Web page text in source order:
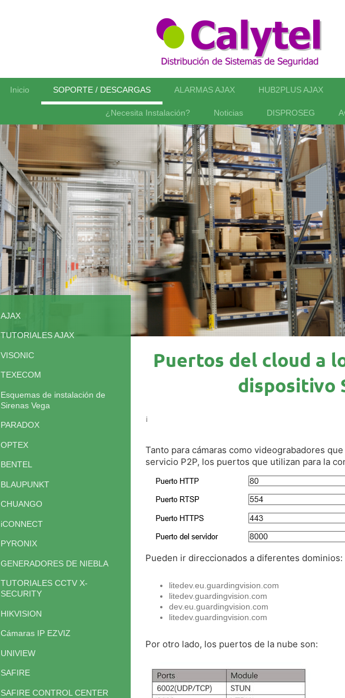
Inicio SOPORTE / DESCARGAS ALARMAS AJAX HUB2PLUS AJAX
¿Necesita Instalación? Noticias DISPROSEG
Puertos del cloud a
dispositivo
¡
Tanto para cámaras como videograbadores
servicio P2P, los puertos que utilizan para la
Pueden ir direccionados a diferentes dominios:
litedev.eu.guardingvision.com
litedev.guardingvision.com
dev.eu.guardingvision.com
litedev.guardingvision.com
Por otro lado, los puertos de la nube son:
AJAX
TUTORIALES AJAX
VISONIC
TEXECOM
Esquemas de instalación de
Sirenas Vega
PARADOX
OPTEX
BENTEL
BLAUPUNKT
CHUANGO
iCONNECT
PYRONIX
GENERADORES DE NIEBLA
TUTORIALES CCTV X-
SECURITY
HIKVISION
Cámaras IP EZVIZ
UNIVIEW
SAFIRE
SAFIRE CONTROL CENTER